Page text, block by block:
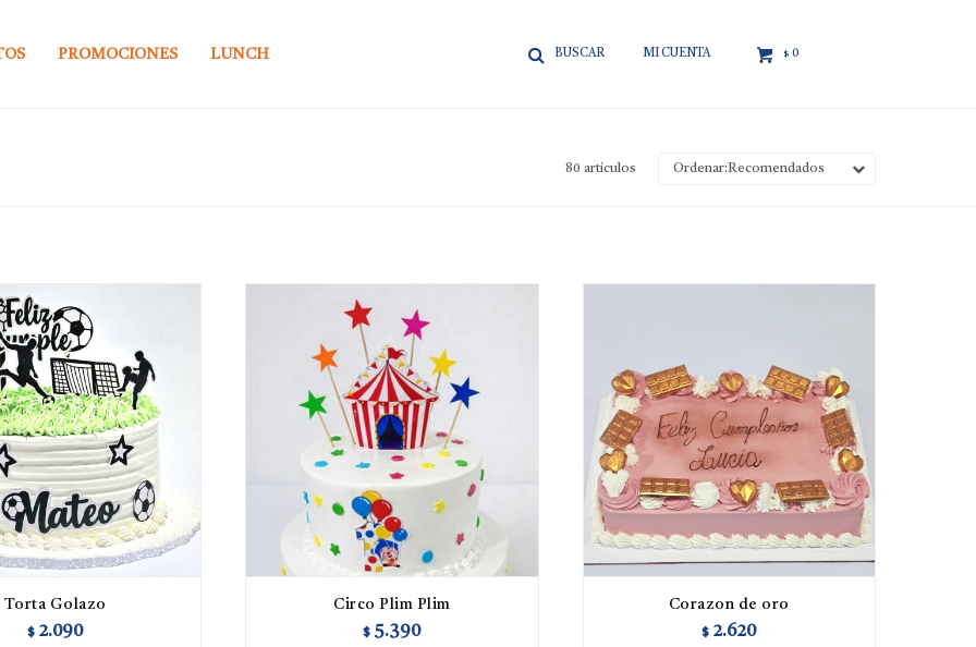
PROMOCIONES LUNCH $ 0
80 artículos Recomendados
Torta Golazo
$ 2.090
Circo Plim Plim
$ 5.390
Corazon de oro
$ 2.620